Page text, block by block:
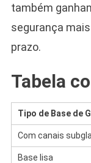
também
segurança
prazo.
Tabela
Tipo de Base de
Com canais
Base lisa